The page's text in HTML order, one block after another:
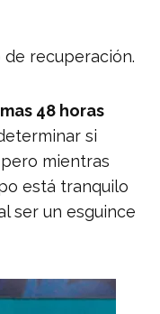
recuperación.
48 horas
si
mientras
está tranquilo
ser un esguince